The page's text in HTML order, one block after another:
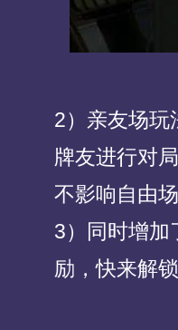
2）亲友场玩
牌友进行对
不影响自由场
3）同时增加
励，快来解